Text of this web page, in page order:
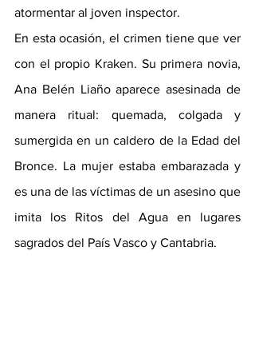
atormentar al joven inspector.
En esta ocasión, el crimen tiene que ver
con el propio Kraken. Su primera novia,
Ana Belén Liaño aparece asesinada de
manera ritual: quemada, colgada y
sumergida en un caldero de la Edad del
Bronce. La mujer estaba embarazada y
es una de las víctimas de un asesino que
imita los Ritos del Agua en lugares
sagrados del País Vasco y Cantabria.